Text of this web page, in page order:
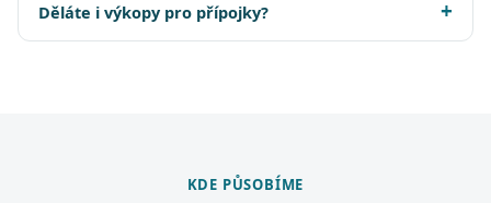
Děláte i výkopy pro přípojky?
KDE PŮSOBÍME